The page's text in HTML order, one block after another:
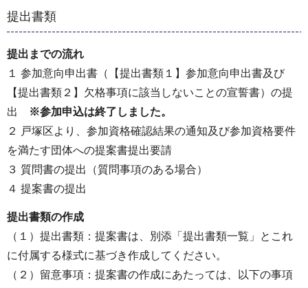
提出書類
提出までの流れ
１ 参加意向申出書（【提出書類１】参加意向申出書及び
【提出書類２】欠格事項に該当しないことの宣誓書）の提
出
※参加申込は終了しました。
２ 戸塚区より、参加資格確認結果の通知及び参加資格要件
を満たす団体への提案書提出要請
３ 質問書の提出（質問事項のある場合）
４ 提案書の提出
提出書類の作成
（１）提出書類：提案書は、別添「提出書類一覧」とこれ
に付属する様式に基づき作成してください。
（２）留意事項：提案書の作成にあたっては、以下の事項